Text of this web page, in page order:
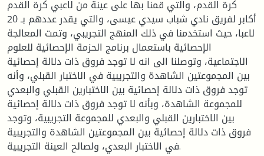
كرة القدم، والتي قمنا بها على عينة من لاعبي كرة القدم
أكابر لفريق نادي شباب سيدي عيسى، والتي يقدر عددهم بـ 20
لاعبا، حيث استخدمنا في ذلك المنهج التجريبي، وتمت المعالجة
الإحصائية باستعمال برنامج الحزمة الإحصائية للعلوم
الاجتماعية، وتوصلنا الى انه لا توجد فروق ذات دلالة إحصائية
بين المجموعتين الشاهدة والتجريبية في الاختبار القبلي، وأنه
توجد فروق ذات دلالة إحصائية بين الاختبارين القبلي والبعدي
للمجموعة الشاهدة، وبأنه لا توجد فروق ذات دلالة إحصائية
بين الاختبارين القبلي والبعدي للمجموعة التجريبية، وتوجد
فروق ذات دلالة إحصائية بين المجموعتين الشاهدة والتجريبية
في الاختبار البعدي، ولصالح العينة التجريبية.